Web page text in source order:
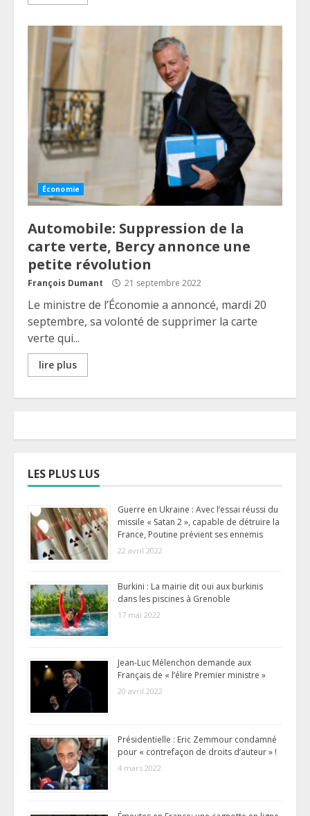
Économie
Automobile: Suppression de la
carte verte, Bercy annonce une
petite révolution
François Dumant 21 septembre 2022
Le ministre de l’Économie a annoncé, mardi 20
septembre, sa volonté de supprimer la carte
verte qui...
lire plus
LES PLUS LUS
Guerre en Ukraine : Avec l’essai réussi du
missile « Satan 2 », capable de détruire la
France, Poutine prévient ses ennemis
22 avril 2022
Burkini : La mairie dit oui aux burkinis
dans les piscines à Grenoble
17 mai 2022
Jean-Luc Mélenchon demande aux
Français de « l’élire Premier ministre »
20 avril 2022
Présidentielle : Eric Zemmour condamné
pour « contrefaçon de droits d’auteur » !
4 mars 2022